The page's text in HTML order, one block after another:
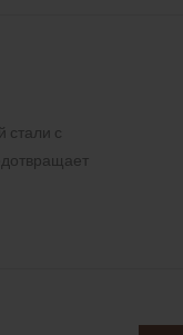
стали с